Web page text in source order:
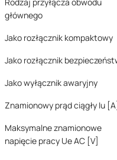
głównego
Jako rozłącznik kompaktowy
Jako rozłącznik
Jako wyłącznik awaryjny
Znamionowy prąd ciągły Iu
Maksymalne znamionowe
napięcie pracy Ue AC [V]